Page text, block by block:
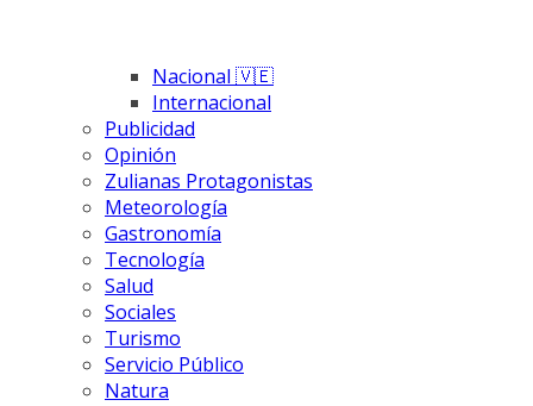
Nacional 🇻🇪
Internacional
Publicidad
Opinión
Zulianas Protagonistas
Meteorología
Gastronomía
Tecnología
Salud
Sociales
Turismo
Servicio Público
Natura